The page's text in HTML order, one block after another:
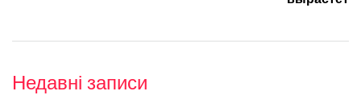
Недавні записи